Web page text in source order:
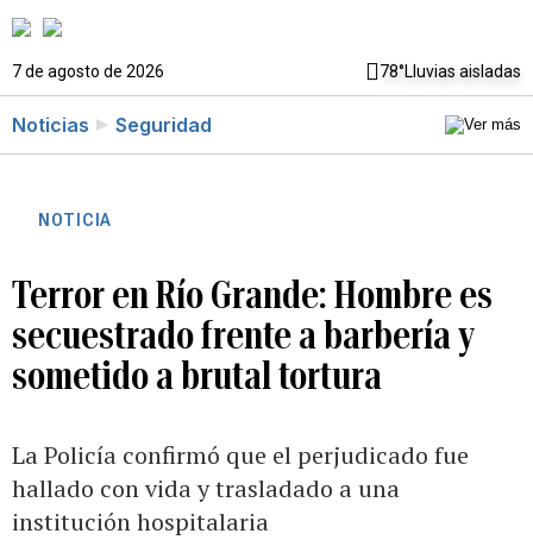
7 de agosto de 2026 78°Lluvias aisladas
Noticias Seguridad
NOTICIA
Terror en Río Grande: Hombre es
secuestrado frente a barbería y
sometido a brutal tortura
La Policía confirmó que el perjudicado fue
hallado con vida y trasladado a una
institución hospitalaria